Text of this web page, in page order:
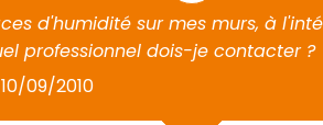
d'humidité sur mes murs, à
professionnel dois-je contacter ?
10/09/2010